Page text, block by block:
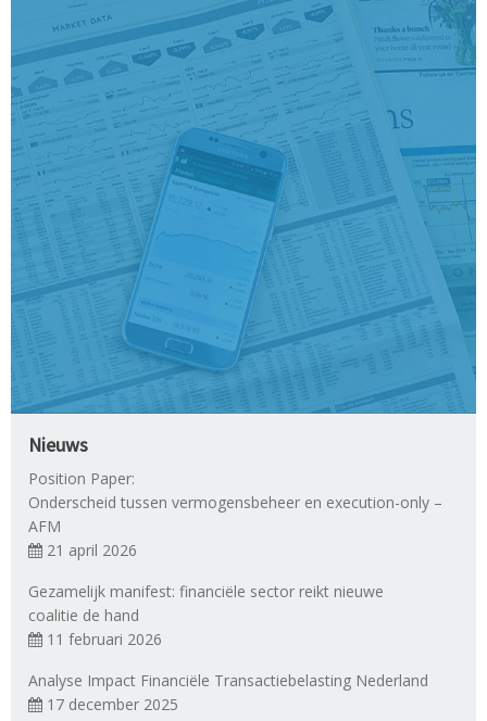
Nieuws
Position Paper:
Onderscheid tussen vermogensbeheer en execution-only –
AFM
21 april 2026
Gezamelijk manifest: financiële sector reikt nieuwe
coalitie de hand
11 februari 2026
Analyse Impact Financiële Transactiebelasting Nederland
17 december 2025